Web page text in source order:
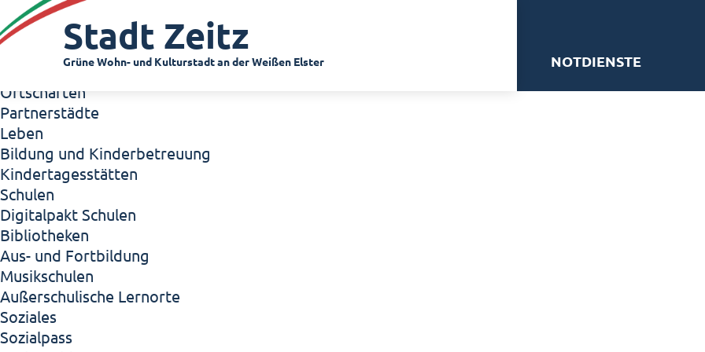
Zeitz - Die Kleinstadt
Willkommen in Zeitz!
Interview mit Oberbürgermeister Christian Thieme
Zeitz - Stadt der Zukunft
Ortschaften
Partnerstädte
Leben
Bildung und Kinderbetreuung
Kindertagesstätten
Schulen
Digitalpakt Schulen
Bibliotheken
Aus- und Fortbildung
Musikschulen
Außerschulische Lernorte
Soziales
Sozialpass
Stadt Zeitz
Grüne Wohn- und Kulturstadt an der Weißen Elster NOTDIENSTE